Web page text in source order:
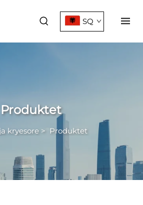
SQ
Produktet
kryesore > Produktet